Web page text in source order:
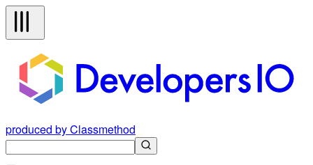
produced by Classmethod